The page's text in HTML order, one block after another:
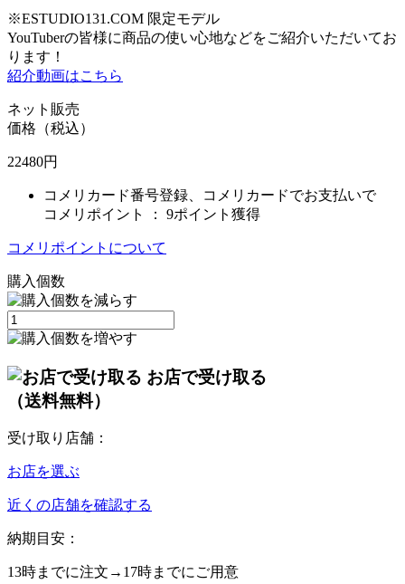
※ESTUDIO131.COM 限定モデル
YouTuberの皆様に商品の使い心地などをご紹介いただいてお
ります！
紹介動画はこちら
ネット販売
価格（税込）
22480円
コメリカード番号登録、コメリカードでお支払いで
コメリポイント ： 9ポイント獲得
コメリポイントについて
購入個数
お店で受け取る
（送料無料）
受け取り店舗：
お店を選ぶ
近くの店舗を確認する
納期目安：
13時までに注文→ 17時までにご用意